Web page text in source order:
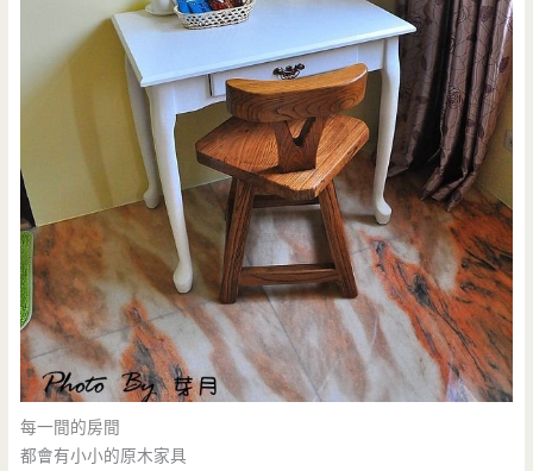
每一間的房間
都會有小小的原木家具